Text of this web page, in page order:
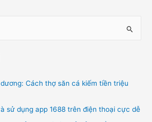
dương: Cách thợ săn cá kiếm tiền triệu
sử dụng app 1688 trên điện thoại cực dễ